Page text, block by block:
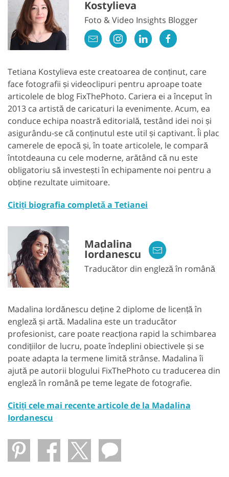
Kostylieva
Foto & Video Insights Blogger
Tetiana Kostylieva este creatoarea de conținut, care
face fotografii și videoclipuri pentru aproape toate
articolele de blog FixThePhoto. Cariera ei a început în
2013 ca artistă de caricaturi la evenimente. Acum, ea
conduce echipa noastră editorială, testând idei noi și
asigurându-se că conținutul este util și captivant. Îi plac
camerele de epocă și, în toate articolele, le compară
întotdeauna cu cele moderne, arătând că nu este
obligatoriu să investești în echipamente noi pentru a
obține rezultate uimitoare.
Citiți biografia completă a Tetianei
Madalina
Iordanescu
Traducător din engleză în română
Madalina Iordănescu deține 2 diplome de licență în
engleză și artă. Madalina este un traducător
profesionist, care poate reacționa rapid la schimbarea
condițiilor de lucru, poate îndeplini obiectivele și se
poate adapta la termene limită strânse. Madalina îi
ajută pe autorii blogului FixThePhoto cu traducerea din
engleză în română pe teme legate de fotografie.
Citiți cele mai recente articole de la Madalina
Iordanescu